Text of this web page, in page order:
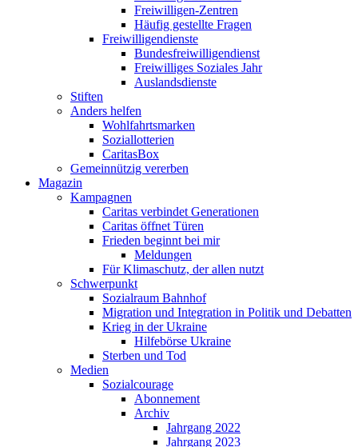
Freiwilligen-Zentren
Häufig gestellte Fragen
Freiwilligendienste
Bundesfreiwilligendienst
Freiwilliges Soziales Jahr
Auslandsdienste
Stiften
Anders helfen
Wohlfahrtsmarken
Soziallotterien
CaritasBox
Gemeinnützig vererben
Magazin
Kampagnen
Caritas verbindet Generationen
Caritas öffnet Türen
Frieden beginnt bei mir
Meldungen
Für Klimaschutz, der allen nutzt
Schwerpunkt
Sozialraum Bahnhof
Migration und Integration in Politik und Debatten
Krieg in der Ukraine
Hilfebörse Ukraine
Sterben und Tod
Medien
Sozialcourage
Abonnement
Archiv
Jahrgang 2022
Jahrgang 2023